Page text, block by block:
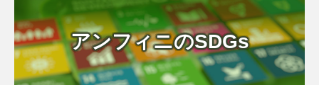
アンフィニのSDGs